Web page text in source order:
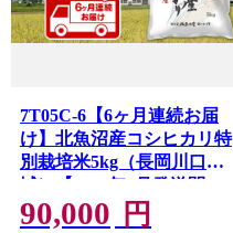
7T05C-6【6ヶ月連続お届
け】北魚沼産コシヒカリ特
別栽培米5kg（長岡川口地
域）【2026年9月発送開
始】
90,000 円